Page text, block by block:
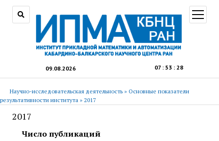
09.08.2026 07 : 53 : 29
меню
Научно-исследовательская деятельность » Основные показатели
результативности института » 2017
2017
Число публикаций